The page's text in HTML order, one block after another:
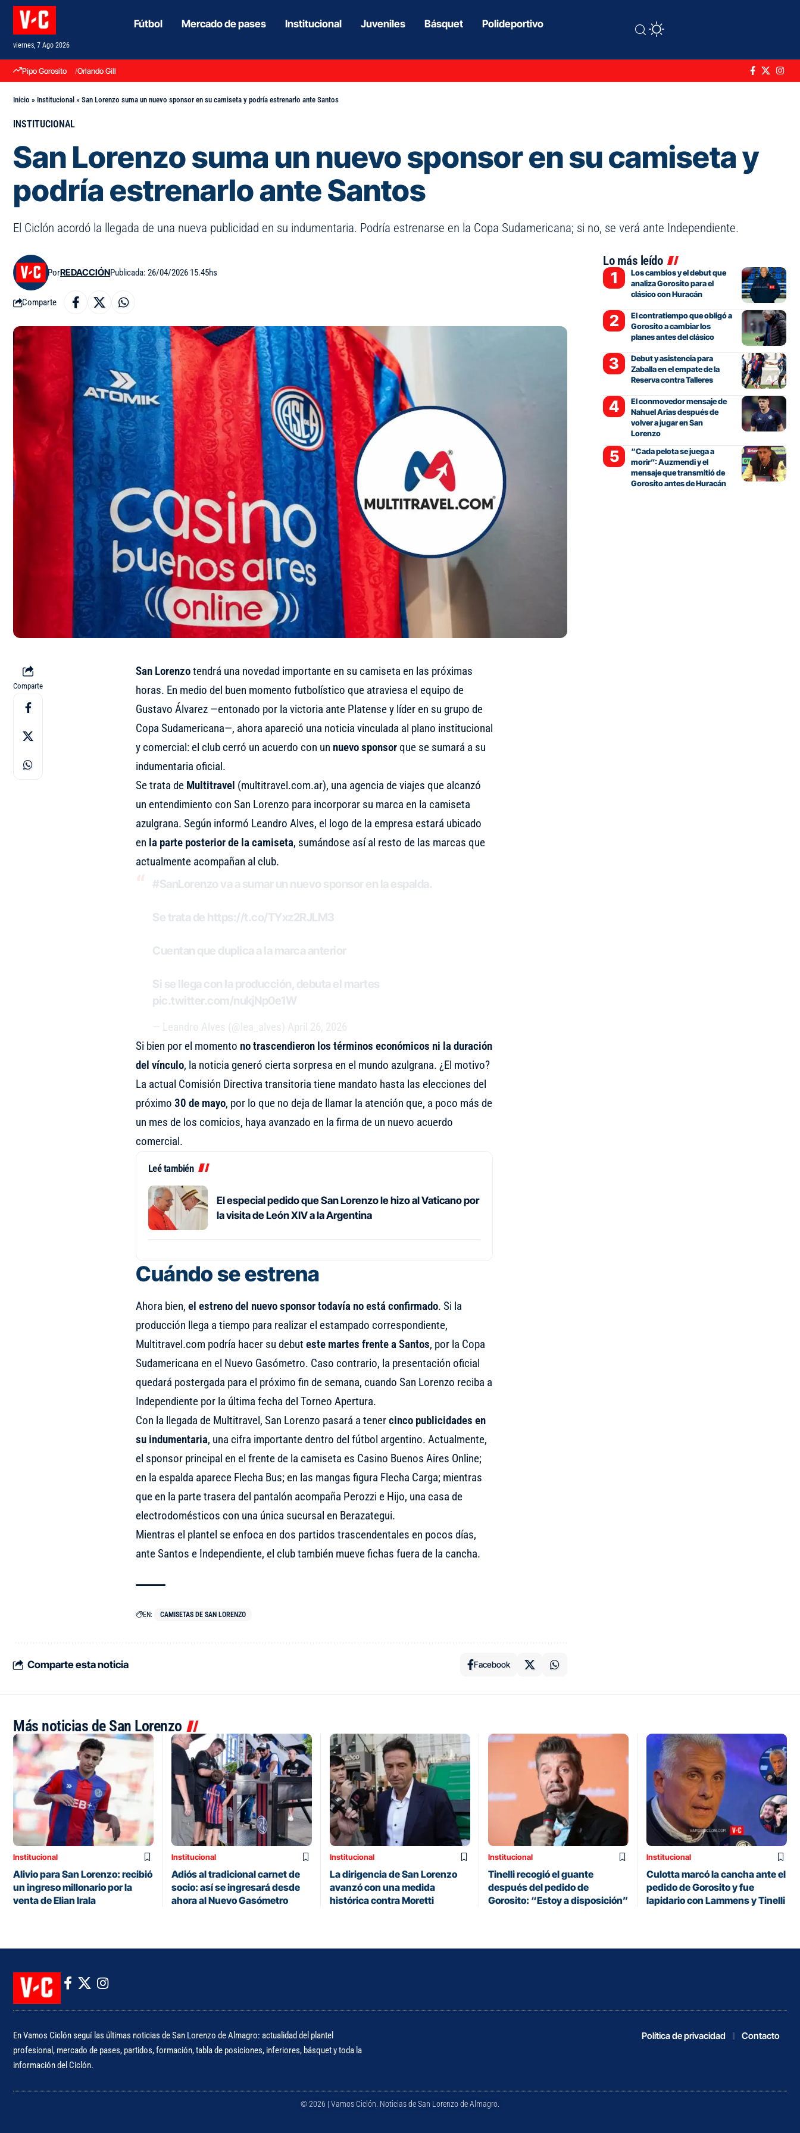
viernes, 7 Ago 2026
Fútbol Mercado de pases Institucional Juveniles Básquet Polideportivo
Pipo Gorosito Orlando Gill
Inicio » Institucional » San Lorenzo suma un nuevo sponsor en su camiseta y podría estrenarlo ante Santos
INSTITUCIONAL
San Lorenzo suma un nuevo sponsor en su camiseta y
podría estrenarlo ante Santos
El Ciclón acordó la llegada de una nueva publicidad en su indumentaria. Podría estrenarse en la Copa Sudamericana; si no, se verá ante Independiente.
PorREDACCIÓNPublicada: 26/04/2026 15.45hs
Comparte
Comparte
San Lorenzotendrá una novedad importante en su camiseta en las próximas
horas. En medio del buen momento futbolístico que atraviesa el equipo de
Gustavo Álvarez —entonado por la victoria ante Platense y líder en su grupo de
Copa Sudamericana—, ahora apareció una noticia vinculada al plano institucional
y comercial: el club cerró un acuerdo con un nuevo sponsorque se sumará a su
indumentaria oficial.
Se trata de Multitravel (multitravel.com.ar), una agencia de viajes que alcanzó
un entendimiento con San Lorenzo para incorporar su marca en la camiseta
azulgrana. Según informó Leandro Alves, el logo de la empresa estará ubicado
en la parte posterior de la camiseta, sumándose así al resto de las marcas que
actualmente acompañan al club.
#SanLorenzo va a sumar un nuevo sponsor en la espalda.
Se trata de https://t.co/TYxz2RJLM3
Cuentan que duplica a la marca anterior
Si se llega con la producción, debuta el martes
pic.twitter.com/nukjNp0e1W
— Leandro Alves (@lea_alves) April 26, 2026
Si bien por el momento no trascendieron los términos económicos ni la duración
del vínculo, la noticia generó cierta sorpresa en el mundo azulgrana. ¿El motivo?
La actual Comisión Directiva transitoria tiene mandato hasta las elecciones del
próximo 30 de mayo, por lo que no deja de llamar la atención que, a poco más de
un mes de los comicios, haya avanzado en la firma de un nuevo acuerdo
comercial.
Leé también
El especial pedido que San Lorenzo le hizo al Vaticano por
la visita de León XIV a la Argentina
Cuándo se estrena
Ahora bien, el estreno del nuevo sponsor todavía no está confirmado. Si la
producción llega a tiempo para realizar el estampado correspondiente,
Multitravel.com podría hacer su debut este martes frente a Santos, por la Copa
Sudamericana en el Nuevo Gasómetro. Caso contrario, la presentación oficial
quedará postergada para el próximo fin de semana, cuando San Lorenzo reciba a
Independiente por la última fecha del Torneo Apertura.
Con la llegada de Multitravel, San Lorenzo pasará a tenercinco publicidades en
su indumentaria, una cifra importante dentro del fútbol argentino. Actualmente,
el sponsor principal en el frente de la camiseta es Casino Buenos Aires Online;
en la espalda aparece Flecha Bus; en las mangas figura Flecha Carga; mientras
que en la parte trasera del pantalón acompaña Perozzi e Hijo, una casa de
electrodomésticos con una única sucursal en Berazategui.
Mientras el plantel se enfoca en dos partidos trascendentales en pocos días,
ante Santos e Independiente, el club también mueve fichas fuera de la cancha.
EN: CAMISETAS DE SAN LORENZO
Comparte esta noticia Facebook
Lo más leído
Los cambios y el debut que
analiza Gorosito para el
clásico con Huracán
El contratiempo que obligó a
Gorosito a cambiar los
planes antes del clásico
Debut y asistencia para
Zaballa en el empate de la
Reserva contra Talleres
El conmovedor mensaje de
Nahuel Arias después de
volver a jugar en San
Lorenzo
“Cada pelota se juega a
morir”: Auzmendi y el
mensaje que transmitió de
Gorosito antes de Huracán
Más noticias de San Lorenzo
Institucional
Alivio para San Lorenzo: recibió
un ingreso millonario por la
venta de Elian Irala
Institucional
Adiós al tradicional carnet de
socio: así se ingresará desde
ahora al Nuevo Gasómetro
Institucional
La dirigencia de San Lorenzo
avanzó con una medida
histórica contra Moretti
Institucional
Tinelli recogió el guante
después del pedido de
Gorosito: “Estoy a disposición”
Institucional
Culotta marcó la cancha ante el
pedido de Gorosito y fue
lapidario con Lammens y Tinelli
En Vamos Ciclón seguí las últimas noticias de San Lorenzo de Almagro: actualidad del plantel
profesional, mercado de pases, partidos, formación, tabla de posiciones, inferiores, básquet y toda la
información del Ciclón.
Política de privacidad Contacto
© 2026 | Vamos Ciclón. Noticias de San Lorenzo de Almagro.